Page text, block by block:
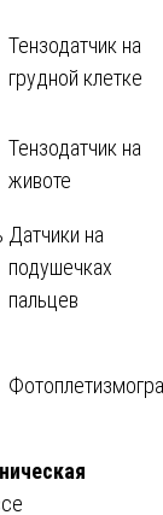
Тензодатчик на
грудной клетке
Тензодатчик на
животе
Датчики на
подушечках
пальцев